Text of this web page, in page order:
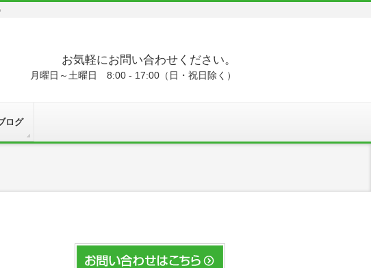
お気軽にお問い合わせください。
月曜日～土曜日 8:00 - 17:00（日・祝日除く）
ログ